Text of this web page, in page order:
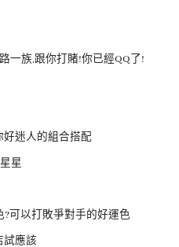
一族,跟你打賭!你已經QQ了!
好迷人的組合搭配
星
?可以打敗爭對手的好運色
試應該